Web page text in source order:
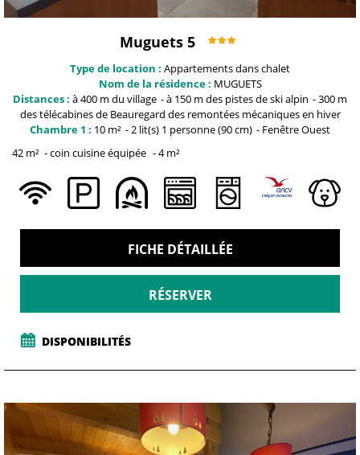
Muguets 5
Type de location : Appartements dans chalet
Nom de la résidence : MUGUETS
Distances : à 400 m du village à 150 m des pistes de ski alpin
300 m
des télécabines de Beauregard des remontées mécaniques en hiver
Chambre 1 : 10 m² 2 lit(s) 1 personne (90 cm) FenêtreOuest
42 m² coin cuisine équipée 4 m²
FICHE DÉTAILLÉE
RÉSERVER
DISPONIBILITÉS